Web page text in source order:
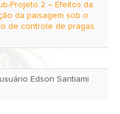
Projeto 2 – Efeitos da
da paisagem sob o
Edson Santiami